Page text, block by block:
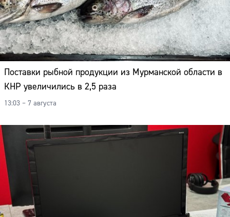
Поставки рыбной продукции из Мурманской области в
КНР увеличились в 2,5 раза
13:03 – 7 августа